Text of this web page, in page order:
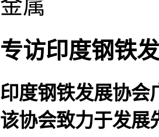
专访印度钢铁
印度钢铁发展协会
该协会致力于发展